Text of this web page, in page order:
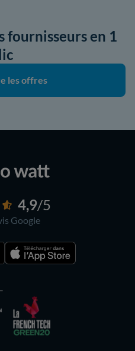
fournisseurs en 1
les offres
4,9/5
Google